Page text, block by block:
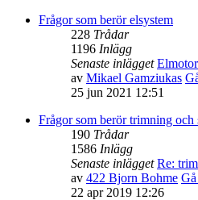
Frågor som berör elsystem
228 Trådar
1196 Inlägg
Senaste inlägget
av Mikael Gamziukas
25 jun 2021 12:51
Frågor som berör trimning och
190 Trådar
1586 Inlägg
Senaste inlägget Re:
av 422 Bjorn Bohme
22 apr 2019 12:26